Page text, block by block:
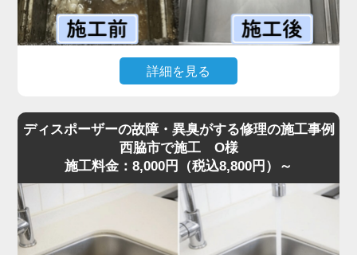
「最短即日で来てもらえて助かった」と喜んでいただけま
した。
なく安心してご依頼いただけます。
詳細を見る
水が逆流して厨房が使えない」と最短即日での緊急依頼が
確認すると、第1槽のバスケットには生ゴミが溢れ、第2槽
には油脂が層状に固着。さらに、気化した油が排水管上部
に膜を作り、流れを完全に塞いでいる状態でした。
また、異物が第3槽まで通過しており、油分と絡み合って
大きな固まりを作っていたことも詰まりの原因です。
ディスポーザーの故障・異臭がする修理の施工事例
西脇市で施工 O様
施工料金：8,000円（税込8,800円）～